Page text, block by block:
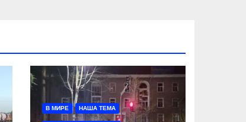
В МИРЕ НАША ТЕМА